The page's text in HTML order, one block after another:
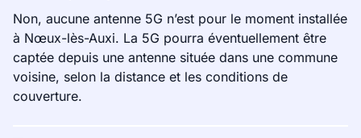
Non, aucune antenne 5G n’est pour le moment installée
à Nœux-lès-Auxi. La 5G pourra éventuellement être
captée depuis une antenne située dans une commune
voisine, selon la distance et les conditions de
couverture.